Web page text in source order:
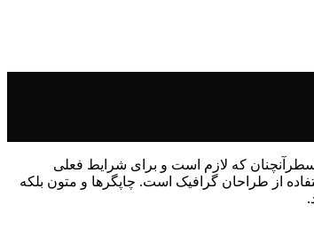
که لازم است و برای شرایط فعلی
از طراحان گرافیک است. چاپگرها و متون بلکه